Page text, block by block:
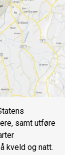
samt utføre
kveld og natt.